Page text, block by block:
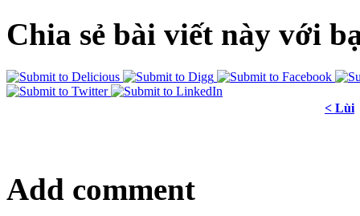
Chia sẻ bài viết này với
< Lùi
Add comment